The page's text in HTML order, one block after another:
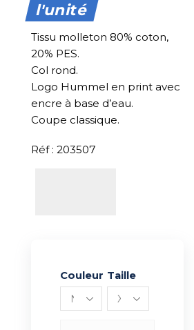
l'unité
Tissu molleton 80% coton,
20% PES.
Col rond.
Logo Hummel en print avec
encre à base d’eau.
Coupe classique.
Réf : 203507
Couleur Taille
Alternative: